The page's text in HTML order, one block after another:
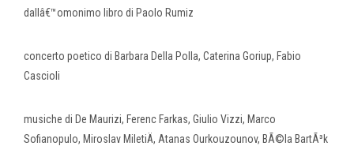
dallâ€™omonimo libro di Paolo Rumiz
concerto poetico di Barbara Della Polla, Caterina Goriup, Fabio
Cascioli
musiche di De Maurizi, Ferenc Farkas, Giulio Vizzi, Marco
Sofianopulo, Miroslav MiletiÄ, Atanas Ourkouzounov, BÃ©la BartÃ³k